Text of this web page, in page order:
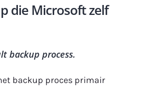
die Microsoft zelf
backup process.
backup proces primair